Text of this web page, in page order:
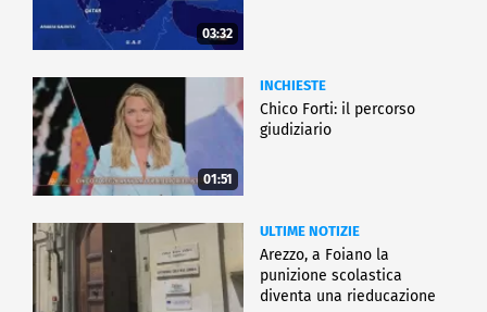
03:32
01:51
INCHIESTE
Chico Forti: il percorso
giudiziario
ULTIME NOTIZIE
Arezzo, a Foiano la
punizione scolastica
diventa una rieducazione